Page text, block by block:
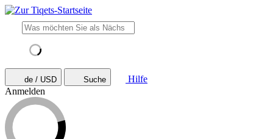
de / USD Suche
Hilfe
Anmelden